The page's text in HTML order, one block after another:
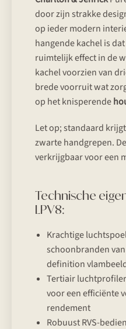
door zijn strakke
op ieder modern
hangende kachel is
ruimtelijk effect in de
kachel voorzien van
brede voorruit wat
op het knisperende
Let op; standaard
zwarte handgrepen.
verkrijgbaar voor een
Technische
LPV8:
Krachtige
schoonbranden
definition
Tertiair
voor een efficiënte
rendement
Robuust RVS-